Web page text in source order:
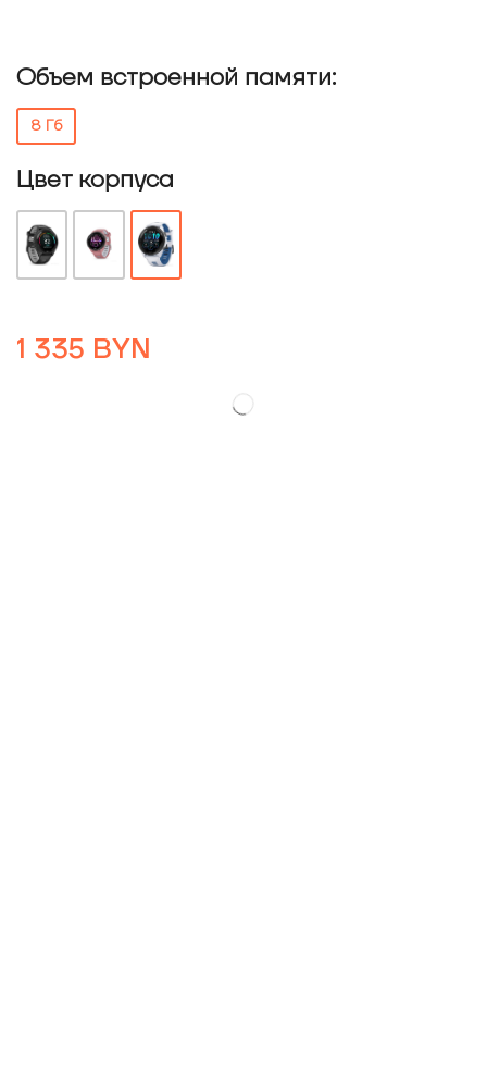
Объем встроенной памяти:
8 Гб
Цвет корпуса
1 335 BYN